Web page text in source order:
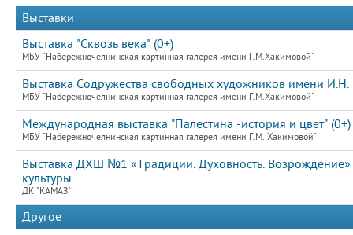
Выставки
Выставка "Сквозь века" (0+)
МБУ "Набережночелнинская картинная галерея имени Г.М.Хакимовой"
Выставка Содружества свободных художников имени И.Н.
МБУ "Набережночелнинская картинная галерея имени Г.М.Хакимовой"
Международная выставка "Палестина -история и цвет" (0+)
МБУ "Набережночелнинская картинная галерея имени Г.М. Хакимовой"
Выставка ДХШ №1 «Традиции. Духовность.
культуры
ДК "КАМАЗ"
Другое